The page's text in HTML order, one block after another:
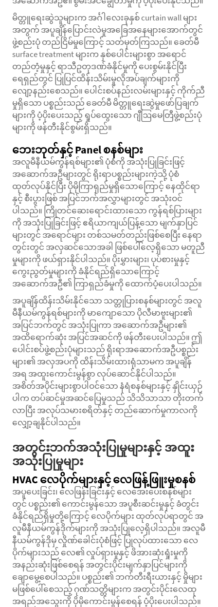
မိတ္တူရေးဆွဲသူများက အင်္ဂါလေးခုနှစ်curtain wall များ
အတွက် အပူချိန်ပြောင်းလဲမှုအခြေအနေများအောက်တွင်
ဖွဲ့စည်းပုံ တည်ငြိမ်မှုကြောင့် သတ်မှတ်ကြသည်။ ခေတ်မီ
surface treatment များက နှစ်ပေါင်းများစွာ အရောင်
တည်တံ့မှုနှင့် ရာသီဥတုဒဏ်ခံနိုင်မှုကို ပေးစွမ်းနိုင်ပြီး
ရေရှည်တွင် ပြုပြင်ထိန်းသိမ်းမှုလိုအပ်ချက်များကို
လျော့နည်းစေသည်။ ပေါင်းစပ်နည်းလမ်းများနှင့် ကိုက်ညီ
မှုရှိသော ပစ္စည်းသည် ခေတ်မီ မိတ္တူရေးဆွဲမှုဖော်ပြချက်
များကို ပံ့ပိုးပေးသည့် ရှုပ်ထွေးသော ဂျီဩမေတြီဖွဲ့စည်းပုံ
များကို ဖန်တီးနိုင်စွမ်းရှိသည်။
ဘေးဘုတ်နှင့် Panel စနစ်များ
အလူမီနီယမ်ကွန်ရစ်များ၏ ပုံစံကို အသုံးပြုခြင်းဖြင့်
အဆောက်အဦများတွင် ရိုးရာပစ္စည်းများကဲ့သို့ ပုံစံ
ထုတ်လုပ်နိုင်ပြီး ပိုမိုကြာရှည်မှုရှိသောကြောင့် နေထိုင်ရာ
နှင့် စီးပွားဖြစ် အပြင်ဘက်အလွှာများတွင် အသုံးဝင်
ပါသည်။ ကြိုတင်ဆေးရောင်းထားသော ကွန်ရစ်ပြားများ
ကို အသုံးပြုခြင်းဖြင့် ဧရိယာကျယ်ပြန့်သော မျက်နှာပြင်
များတွင် အရောင်များ တစ်သမတ်တည်းဖြစ်စေပြီး နေရာ
တွင်းတွင် အလှဆင်သောအခါ ဖြစ်ပေါ်လေ့ရှိသော မတူညီ
မှုများကို ဖယ်ရှားနိုင်ပါသည်။ ပိုးမွှားများ၊ ပုပ်စားမှုနှင့်
ကွေးညွတ်မှုများကို ခံနိုင်ရည်ရှိသောကြောင့်
အဆောက်အဦ၏ ကြာရှည်ခံမှုကို ထောက်ပံ့ပေးပါသည်။
အပူချိန်ထိန်းသိမ်းနိုင်သော သတ္တုပြားစနစ်များတွင် အလူ
မီနီယမ်ကွန်ရစ်များကို မာကျောသော ပိုလီမာဗူးများ၏
အပြင်ဘက်တွင် အသုံးပြုကာ အဆောက်အဦများ၏
အထိရောက်ဆုံး အပြင်အဆင်ကို ဖန်တီးပေးပါသည်။ ဤ
ပေါင်းစပ်ဖွဲ့စည်းပုံများသည် ရိုးရာအဆောက်အဦပစ္စည်း
များ၏ အလှအပကို ထိန်းသိမ်းထားရုံသာမက အပူချိန်
အရ အထူးကောင်းမွန်စွာ လုပ်ဆောင်နိုင်ပါသည်။
အစိတ်အပိုင်းများစွာပါဝင်သော နံရံစနစ်များနှင့် နှိုင်းယှဉ်
ပါက တပ်ဆင်မှုအဆင်ပြေမှုသည် သိသိသာသာ တိုးတက်
လာပြီး အလုပ်သမားစရိတ်နှင့် တည်ဆောက်မှုကာလကို
လျှော့ချနိုင်ပါသည်။
အတွင်းဘက်အသုံးပြုမှုများနှင့် အထူး
အသုံးပြုမှုများ
HVAC လေပိုက်များနှင့် လေဖြန့်ဖြူးမှုစနစ်
အပူပေးခြင်း၊ လေဖြန်းခြင်းနှင့် လေအေးပေးစနစ်များ
တွင် ပစ္စည်း၏ ကောင်းမွန်သော အပူစီးဆင်းမှုနှင့် ခံတွင်း
ခံနိုင်ရည်ရှိမှုတို့ကြောင့် လေပိုက်များ ထုတ်လုပ်ရာတွင် အ
လူမီနီယမ်ကွန်ဒိုက်များကို အသုံးပြုလေ့ရှိပါသည်။ အလူမီ
နီယမ်ကွန်ဒိုမှ လှိုဏ်ခေါင်းပုံစံဖြင့် ပြုလုပ်ထားသော လေ
ပိုက်များသည် လေ၏ လှုပ်ရှားမှုနှင့် ဖိအားဆုံးရှုံးမှုကို
အနည်းဆုံးဖြစ်စေရန် အတွင်းပိုင်းမျက်နှာပြင်များကို
ချောမွေ့စေပါသည်။ ပစ္စည်း၏ ဘက်တီးရီးယားနှင့် မှိုများ
မဖြစ်ပေါ်စေသည့် ဂုဏ်သတ္တိများက အတွင်းပိုင်းလေထု
အရည်အသွေးကို ပိုမိုကောင်းမွန်စေရန် ပံ့ပိုးပေးပါသည်။